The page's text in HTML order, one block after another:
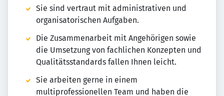
Sie sind vertraut mit administrativen und
organisatorischen Aufgaben.
Die Zusammenarbeit mit Angehörigen sowie
die Umsetzung von fachlichen Konzepten und
Qualitätsstandards fallen Ihnen leicht.
Sie arbeiten gerne in einem
multiprofessionellen Team und haben die